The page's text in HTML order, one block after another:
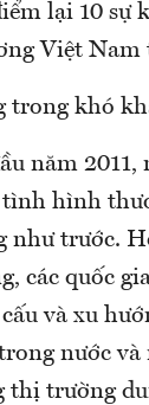
lại 10 sự
Việt Nam
trong khó
năm
hình
như trước.
các quốc
và xu
nước và
thị trường